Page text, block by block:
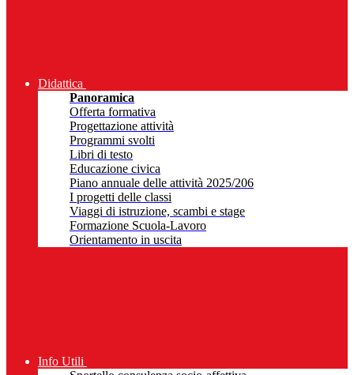
Didattica
Panoramica
Offerta formativa
Progettazione attività
Programmi svolti
Libri di testo
Educazione civica
Piano annuale delle attività 2025/206
I progetti delle classi
Viaggi di istruzione, scambi e stage
Formazione Scuola-Lavoro
Orientamento in uscita
Info Utili